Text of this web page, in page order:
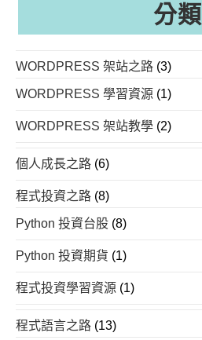
分類
WORDPRESS 架站之路 (3)
WORDPRESS 學習資源 (1)
WORDPRESS 架站教學 (2)
個人成長之路 (6)
程式投資之路 (8)
Python 投資台股 (8)
Python 投資期貨 (1)
程式投資學習資源 (1)
程式語言之路 (13)